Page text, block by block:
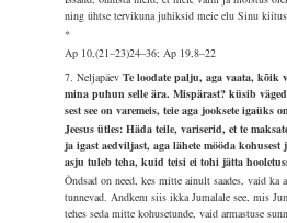
ning ühtse tervikuna juhiksid meie elu Sinu
*
Ap 10,(21–23)24–36; Ap 19,8–22
7. NeljapäevTe loodate palju, aga vaata, kõik
mina puhun selle ära. Mispärast? küsib
sest see on varemeis, teie aga jooksete igaüks
Jeesus ütles: Häda teile, variserid, et te
ja igast aedviljast, aga lähete mööda kohusest
asju tuleb teha, kuid teisi ei tohi jätta
Õndsad on need, kes mitte ainult saades, vaid ka
tunnevad. Andkem siis ikka Jumalale see, mis
tehes seda mitte kohusetunde, vaid armastuse